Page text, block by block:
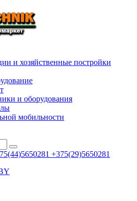
и хозяйственные постройки
и оборудования
мобильности
+375(29)5650281